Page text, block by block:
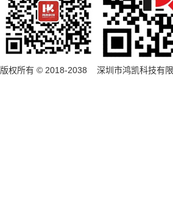
版权所有 © 2018-2038 深圳市鸿凯科技有